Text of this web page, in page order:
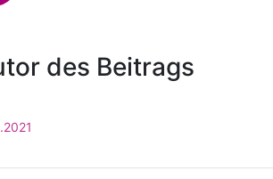
des Beitrags